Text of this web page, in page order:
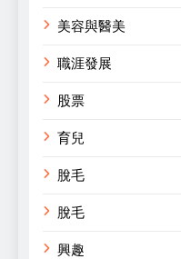
美容與醫美
職涯發展
股票
育兒
脫毛
脫毛
興趣